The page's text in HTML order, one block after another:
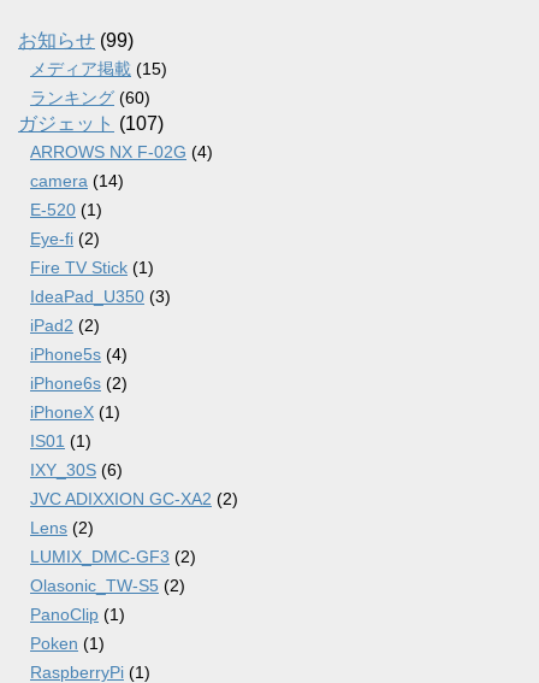
ブ
お知らせ (99)
メディア掲載 (15)
ランキング (60)
ガジェット (107)
ARROWS NX F-02G (4)
camera (14)
E-520 (1)
Eye-fi (2)
Fire TV Stick (1)
IdeaPad_U350 (3)
iPad2 (2)
iPhone5s (4)
iPhone6s (2)
iPhoneX (1)
IS01 (1)
IXY_30S (6)
JVC ADIXXION GC-XA2 (2)
Lens (2)
LUMIX_DMC-GF3 (2)
Olasonic_TW-S5 (2)
PanoClip (1)
Poken (1)
RaspberryPi (1)